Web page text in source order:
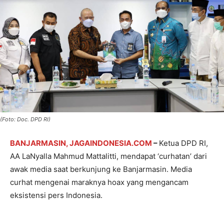
(Foto: Doc. DPD RI)
BANJARMASIN, JAGAINDONESIA.COM – Ketua DPD RI,
AA LaNyalla Mahmud Mattalitti, mendapat ‘curhatan’ dari
awak media saat berkunjung ke Banjarmasin. Media
curhat mengenai maraknya hoax yang mengancam
eksistensi pers Indonesia.